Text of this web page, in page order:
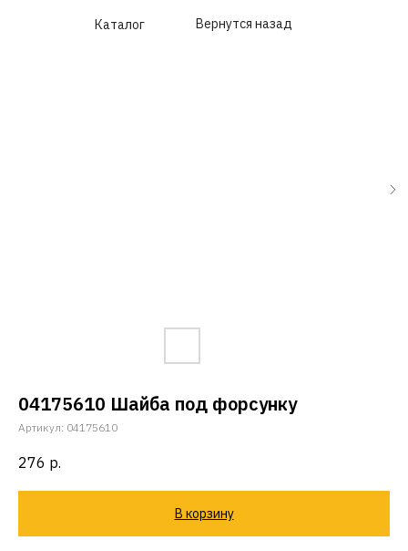
Каталог Вернутся назад
04175610 Шайба под форсунку
Артикул: 04175610
276 р.
В корзину